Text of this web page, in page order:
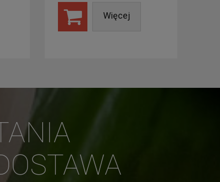
Więcej